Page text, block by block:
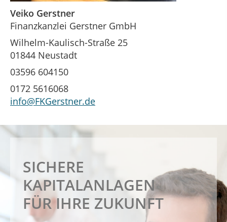
Veiko Gerstner
Finanzkanzlei Gerstner GmbH
Wilhelm-Kaulisch-Straße 25
01844 Neustadt
03596 604150
0172 5616068
info@FKGerstner.de
SICHERE
KAPITALANLAGEN
FÜR IHRE ZUKUNFT
PROFESSIONELLE
RUHESTANDSPLANUNG
Ihre Vorsorge in sicheren Händen
FINANZIERUNG
IHRER TRÄUME
Ihre Finanzen in sicheren Händen